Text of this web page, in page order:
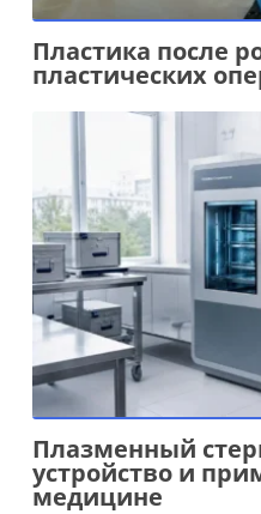
Пластика после
пластических
Плазменный
устройство и
медицине